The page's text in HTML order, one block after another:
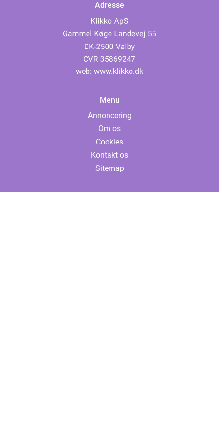
Adresse
web: www.klikko.dk
Menu
Annoncering
Om os
Cookies
Kontakt os
Sitemap